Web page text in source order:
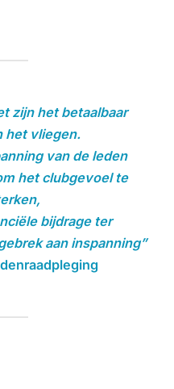
zijn het betaalbaar
het vliegen.
van de leden
het clubgevoel te
bijdrage ter
aan inspanning”